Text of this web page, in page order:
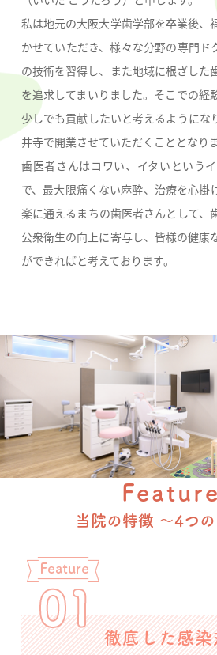
私は地元の大阪大学歯学部を卒業後、
かせていただき、様々な分野の専門ド
の技術を習得し、また地域に根ざした
を追求してまいりました。そこでの経
少しでも貢献したいと考えるようにな
井寺で開業させていただくこととなり
歯医者さんはコワい、イタいという
で、最大限痛くない麻酔、治療を心掛
楽に通えるまちの歯医者さんとして、
公衆衛生の向上に寄与し、皆様の健康
ができればと考えております。
当院の特徴 〜4つ
徹底した感染